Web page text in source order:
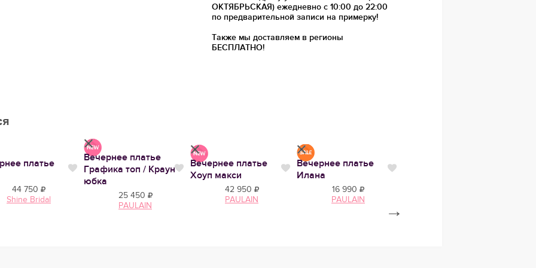
ОКТЯБРЬСКАЯ) ежедневно с 10:00 до 22:00
по предварительной записи на примерку!
Также мы доставляем в регионы
БЕСПЛАТНО!
платье
Нравится
44 750
Shine Bridal
Вечернее платье
Графика топ / Краун
юбка
Нравится
25 450
PAULAIN
Вечернее платье
Хоуп макси
Нравится
42 950
PAULAIN
Вечернее платье
Илана
16 990
PAULAIN
→